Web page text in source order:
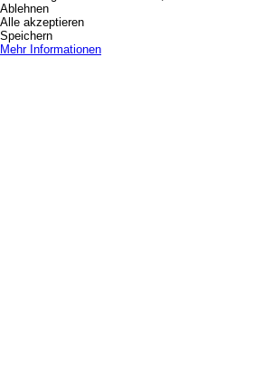
Ablehnen
Alle akzeptieren
Speichern
Mehr Informationen